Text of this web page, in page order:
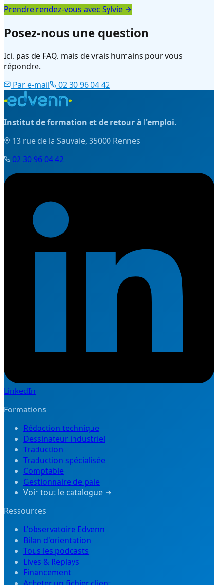
Prendre rendez-vous avec Sylvie →
Posez-nous une question
Ici, pas de FAQ, mais de vrais humains pour vous
répondre.
Par e-mail
02 30 96 04 42
Institut de formation et de retour à l'emploi.
13 rue de la Sauvaie, 35000 Rennes
02 30 96 04 42
LinkedIn
Formations
Rédaction technique
Dessinateur industriel
Traduction
Traduction spécialisée
Comptable
Gestionnaire de paie
Voir tout le catalogue →
Ressources
L'observatoire Edvenn
Bilan d'orientation
Tous les podcasts
Lives & Replays
Financement